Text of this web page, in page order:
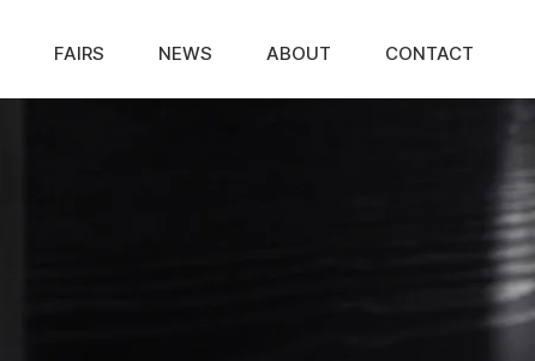
FAIRS NEWS ABOUT CONTACT